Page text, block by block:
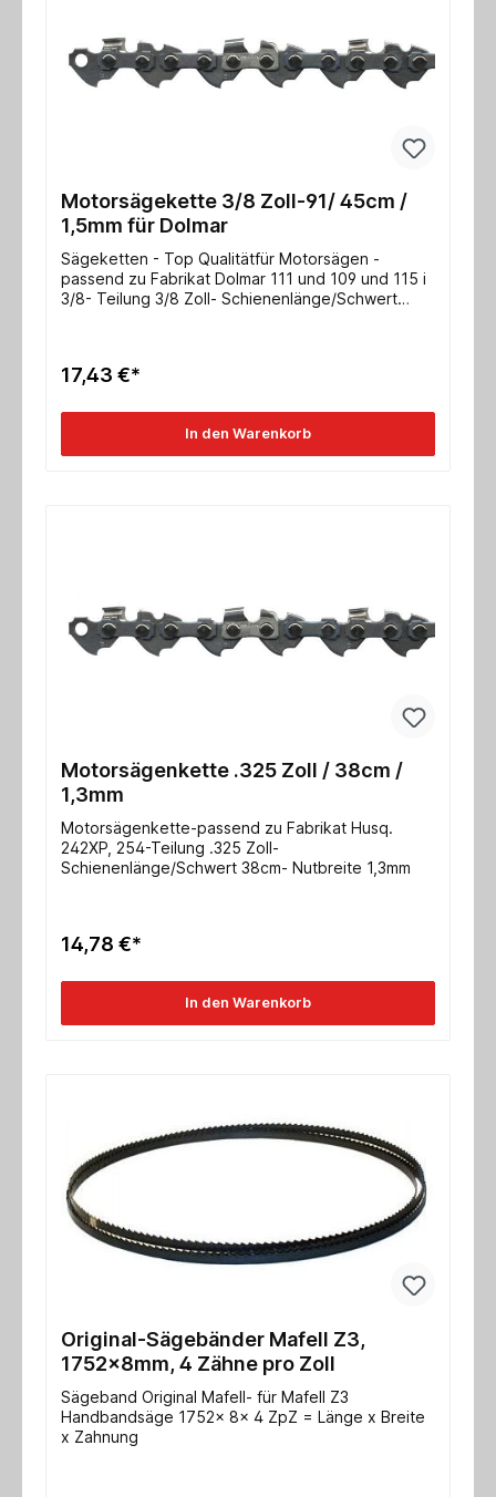
Motorsägekette 3/8 Zoll-91/ 45cm /
1,5mm für Dolmar
Sägeketten - Top Qualitätfür Motorsägen -
passend zu Fabrikat Dolmar 111 und 109 und 115 i
3/8- Teilung 3/8 Zoll- Schienenlänge/Schwert
17,43 €*
In den Warenkorb
Motorsägenkette .325 Zoll / 38cm /
1,3mm
Motorsägenkette-passend zu Fabrikat Husq.
242XP, 254-Teilung .325 Zoll-
Schienenlänge/Schwert 38cm- Nutbreite 1,3mm
14,78 €*
In den Warenkorb
Original-Sägebänder Mafell Z3,
1752x8mm, 4 Zähne pro Zoll
Sägeband Original Mafell- für Mafell Z3
Handbandsäge 1752x 8x 4 ZpZ = Länge x Breite
x Zahnung